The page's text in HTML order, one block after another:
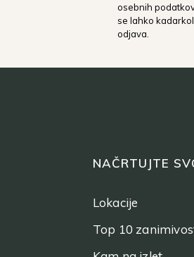
osebnih
se lahko
odjava.
NAČRTUJTE
Lokacije
Top 10